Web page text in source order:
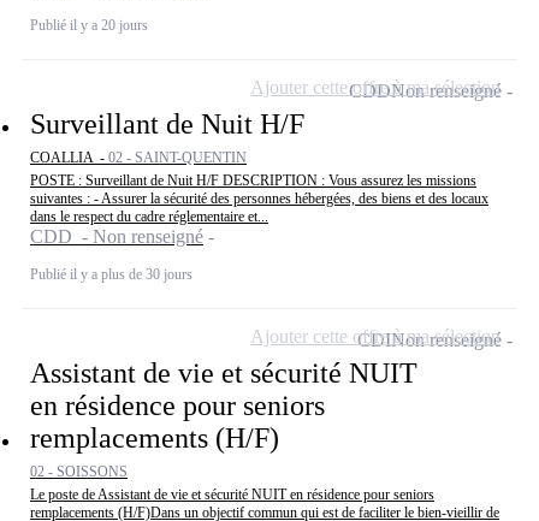
Publié il y a 20 jours
Surveillant de Nuit H/F
COALLIA - 02 - SAINT-QUENTIN
POSTE : Surveillant de Nuit H/F DESCRIPTION : Vous assurez les missions
suivantes : - Assurer la sécurité des personnes hébergées, des biens et des locaux
dans le respect du cadre réglementaire et...
CDD - Non renseigné
Publié il y a plus de 30 jours
CDDNon renseigné
Ajouter cette offre à ma sélection
Assistant de vie et sécurité NUIT
en résidence pour seniors
remplacements (H/F)
02 - SOISSONS
Le poste de Assistant de vie et sécurité NUIT en résidence pour seniors
remplacements (H/F)Dans un objectif commun qui est de faciliter le bien-vieillir de
CDINon renseigné
Ajouter cette offre à ma sélection